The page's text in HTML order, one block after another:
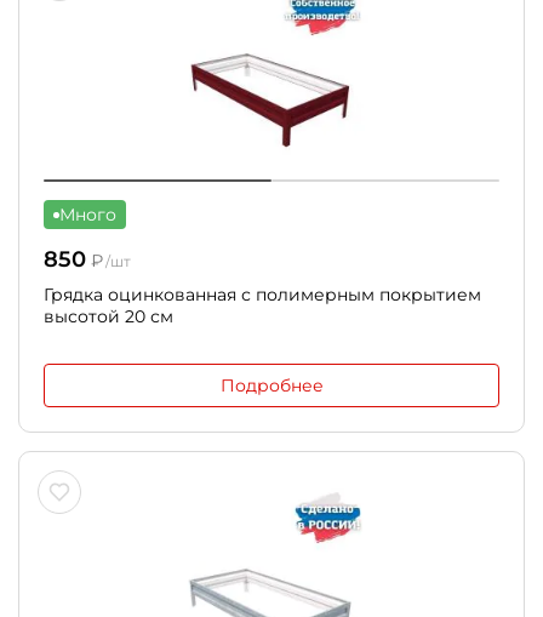
Много
850 ₽/шт
Грядка оцинкованная с полимерным покрытием
высотой 20 см
Подробнее